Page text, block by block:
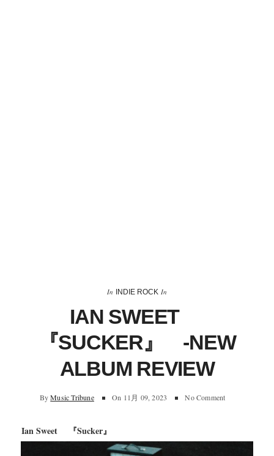
In INDIE ROCK In
IAN SWEET
『SUCKER』 -NEW
ALBUM REVIEW
By Music Tribune On 11月 09, 2023 No Comment
Ian Sweet 『Sucker』